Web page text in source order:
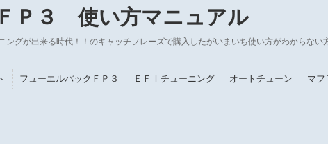
Ｐ３ 使い方マニュアル
ングが出来る時代！！のキャッチフレーズで購入したがいまいち使い方がわからな
フューエルパックＦＰ３ ＥＦＩチューニング オートチューン マフ